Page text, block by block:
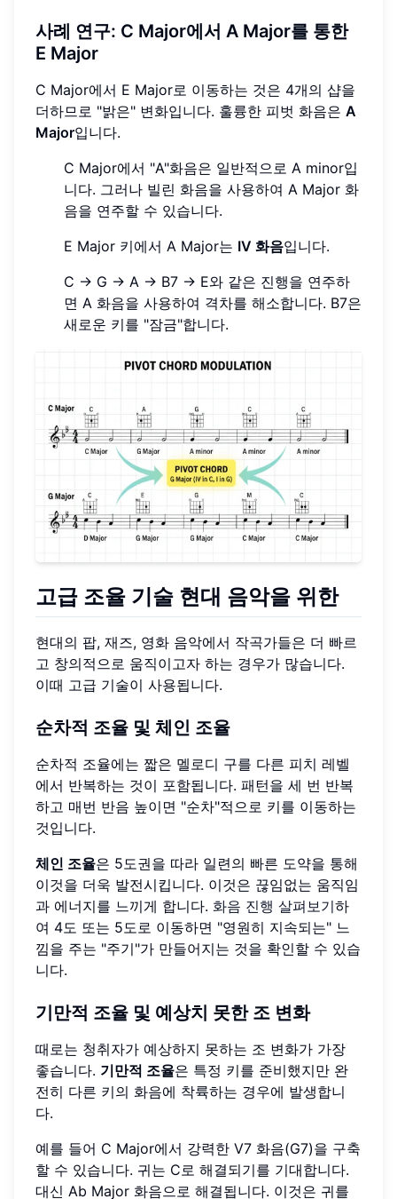
사례 연구: C Major에서 A Major를 통한
E Major
C Major에서 E Major로 이동하는 것은 4개의 샵을
더하므로 "밝은" 변화입니다. 훌륭한 피벗 화음은 A
Major입니다.
C Major에서 "A"화음은 일반적으로 A minor입
니다. 그러나 빌린 화음을 사용하여 A Major 화
음을 연주할 수 있습니다.
E Major 키에서 A Major는 IV 화음입니다.
C -> G -> A -> B7 -> E와 같은 진행을 연주하
면 A 화음을 사용하여 격차를 해소합니다. B7은
새로운 키를 "잠금"합니다.
고급 조율 기술 현대 음악을 위한
현대의 팝, 재즈, 영화 음악에서 작곡가들은 더 빠르
고 창의적으로 움직이고자 하는 경우가 많습니다.
이때 고급 기술이 사용됩니다.
순차적 조율 및 체인 조율
순차적 조율에는 짧은 멜로디 구를 다른 피치 레벨
에서 반복하는 것이 포함됩니다. 패턴을 세 번 반복
하고 매번 반음 높이면 "순차"적으로 키를 이동하는
것입니다.
체인 조율은 5도권을 따라 일련의 빠른 도약을 통해
이것을 더욱 발전시킵니다. 이것은 끊임없는 움직임
과 에너지를 느끼게 합니다. 화음 진행 살펴보기하
여 4도 또는 5도로 이동하면 "영원히 지속되는" 느
낌을 주는 "주기"가 만들어지는 것을 확인할 수 있습
니다.
기만적 조율 및 예상치 못한 조 변화
때로는 청취자가 예상하지 못하는 조 변화가 가장
좋습니다. 기만적 조율은 특정 키를 준비했지만 완
전히 다른 키의 화음에 착륙하는 경우에 발생합니
다.
예를 들어 C Major에서 강력한 V7 화음(G7)을 구축
할 수 있습니다. 귀는 C로 해결되기를 기대합니다.
대신 Ab Major 화음으로 해결됩니다. 이것은 귀를